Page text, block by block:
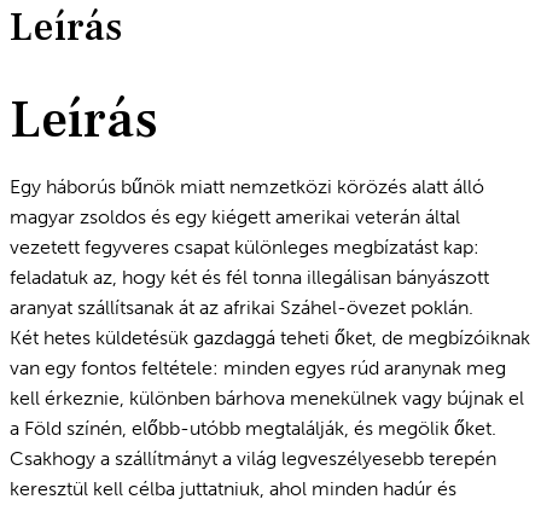
Leírás
Leírás
Egy háborús bűnök miatt nemzetközi körözés alatt álló
magyar zsoldos és egy kiégett amerikai veterán által
vezetett fegyveres csapat különleges megbízatást kap:
feladatuk az, hogy két és fél tonna illegálisan bányászott
aranyat szállítsanak át az afrikai Száhel-övezet poklán.
Két hetes küldetésük gazdaggá teheti őket, de megbízóiknak
van egy fontos feltétele: minden egyes rúd aranynak meg
kell érkeznie, különben bárhova menekülnek vagy bújnak el
a Föld színén, előbb-utóbb megtalálják, és megölik őket.
Csakhogy a szállítmányt a világ legveszélyesebb terepén
keresztül kell célba juttatniuk, ahol minden hadúr és